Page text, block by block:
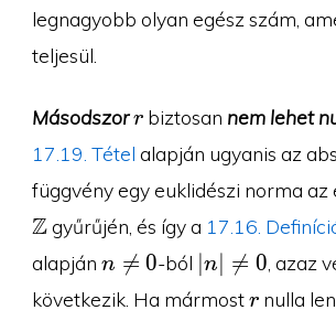
legnagyobb olyan egész szám,
teljesül.
Másodszorr
r biztosan nem lehet
17.19. Tétel alapján ugyanis az
függvény egy euklidészi norma az
Zgyűrűjén, és így a 17.16.
alapján n\neq
n 
= 0-ból |n|\neq
∣n∣ 
= 0 , azaz
következik. Ha mármostr
r nulla